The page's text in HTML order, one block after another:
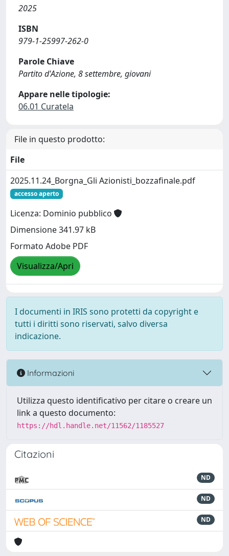
2025
ISBN
979-1-25997-262-0
Parole Chiave
Partito d'Azione, 8 settembre, giovani
Appare nelle tipologie:
06.01 Curatela
File in questo prodotto:
File
2025.11.24_Borgna_Gli Azionisti_bozzafinale.pdf
accesso aperto
Licenza: Dominio pubblico
Dimensione 341.97 kB
Formato Adobe PDF
Visualizza/Apri
I documenti in IRIS sono protetti da copyright e
tutti i diritti sono riservati, salvo diversa
indicazione.
Informazioni
Utilizza questo identificativo per citare o creare un
link a questo documento:
https://hdl.handle.net/11562/1185527
Citazioni
ND
ND
ND